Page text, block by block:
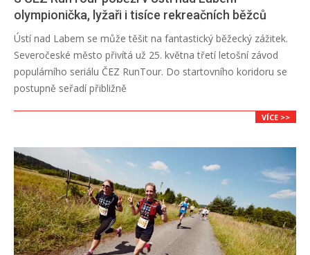
olympionička, lyžaři i tisíce rekreačních běžců
2024-
Ústí nad Labem se může těšit na fantastický běžecký zážitek.
Severočeské město přivítá už 25. května třetí letošní závod
populárního seriálu ČEZ RunTour. Do startovního koridoru se
postupně seřadí přibližně
VÍCE >>